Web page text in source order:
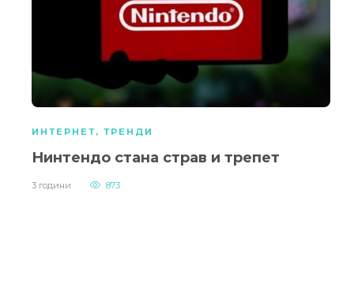
ИНТЕРНЕТ, ТРЕНДИ
Нинтендо стана страв и трепет
3 години 873